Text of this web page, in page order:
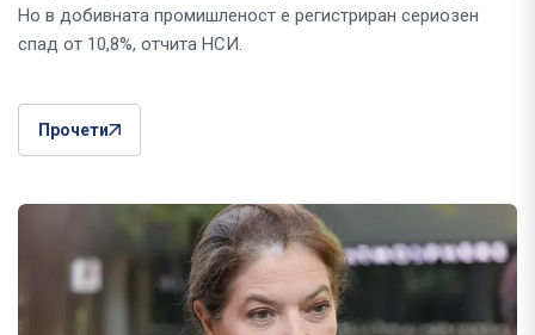
Но в добивната промишленост е регистриран сериозен
спад от 10,8%, отчита НСИ.
Прочети